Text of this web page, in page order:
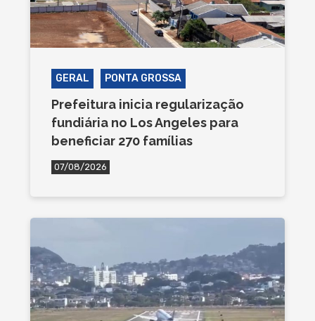
GERAL PONTA GROSSA
Prefeitura inicia regularização
fundiária no Los Angeles para
beneficiar 270 famílias
07/08/2026